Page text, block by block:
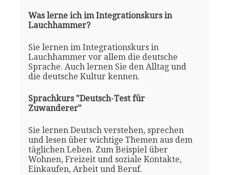
Was lerne ich im Integrationskurs in
Lauchhammer?
Sie lernen im Integrationskurs in
Lauchhammer vor allem die deutsche
Sprache. Auch lernen Sie den Alltag und
die deutsche Kultur kennen.
Sprachkurs "Deutsch-Test für
Zuwanderer"
Sie lernen Deutsch verstehen, sprechen
und lesen über wichtige Themen aus dem
täglichen Leben. Zum Beispiel über
Wohnen, Freizeit und soziale Kontakte,
Einkaufen, Arbeit und Beruf.